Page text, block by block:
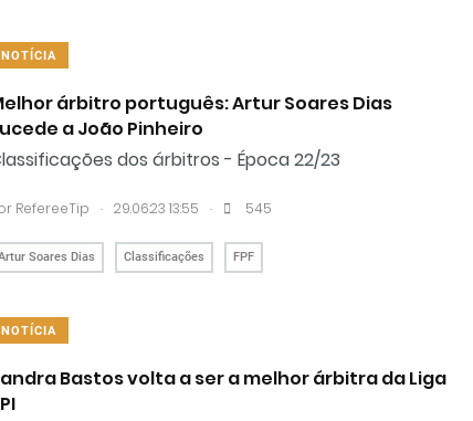
NOTÍCIA
árbitro português: Artur Soares Dias
a João Pinheiro
dos árbitros - Época 22/23
RefereeTip . 29.06.23 13:55 . 545
Soares Dias Classificações FPF
NOTÍCIA
Bastos volta a ser a melhor árbitra da Liga